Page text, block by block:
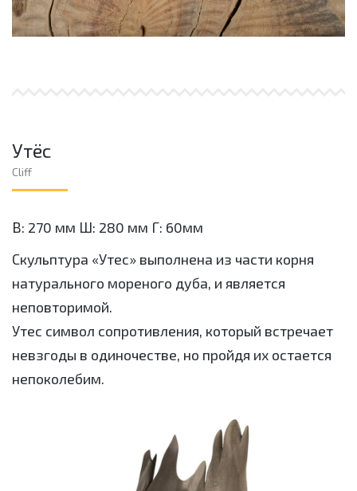
Утёс
Cliff
В: 270 мм Ш: 280 мм Г: 60мм
Скульптура «Утес» выполнена из части корня
натурального мореного дуба, и является
неповторимой.
Утес символ сопротивления, который встречает
невзгоды в одиночестве, но пройдя их остается
непоколебим.